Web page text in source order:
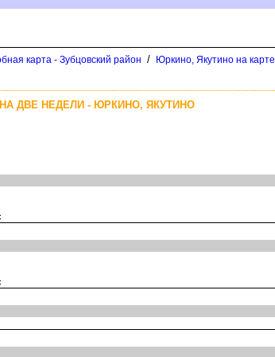
карта - Зубцовский район / Юркино, Якутино на карте
ДВЕ НЕДЕЛИ - ЮРКИНО, ЯКУТИНО